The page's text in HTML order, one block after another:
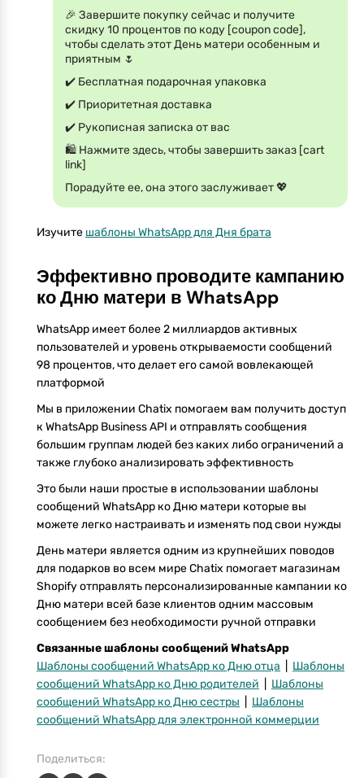
🎉 Завершите покупку сейчас и получите
скидку 10 процентов по коду [coupon code],
чтобы сделать этот День матери особенным и
приятным 🌷
✔️ Бесплатная подарочная упаковка
✔️ Приоритетная доставка
✔️ Рукописная записка от вас
🛍️ Нажмите здесь, чтобы завершить заказ [cart
link]
Порадуйте ее, она этого заслуживает 💖
Изучите шаблоны WhatsApp для Дня брата
Эффективно проводите кампанию
ко Дню матери в WhatsApp
WhatsApp имеет более 2 миллиардов активных
пользователей и уровень открываемости сообщений
98 процентов, что делает его самой вовлекающей
платформой
Мы в приложении Chatix помогаем вам получить доступ
к WhatsApp Business API и отправлять сообщения
большим группам людей без каких либо ограничений а
также глубоко анализировать эффективность
Это были наши простые в использовании шаблоны
сообщений WhatsApp ко Дню матери которые вы
можете легко настраивать и изменять под свои нужды
День матери является одним из крупнейших поводов
для подарков во всем мире Chatix помогает магазинам
Shopify отправлять персонализированные кампании ко
Дню матери всей базе клиентов одним массовым
сообщением без необходимости ручной отправки
Связанные шаблоны сообщений WhatsApp
Шаблоны сообщений WhatsApp ко Дню отца
Шаблоны
сообщений WhatsApp ко Дню родителей
Шаблоны
сообщений WhatsApp ко Дню сестры
Шаблоны
сообщений WhatsApp для электронной коммерции
Поделиться: